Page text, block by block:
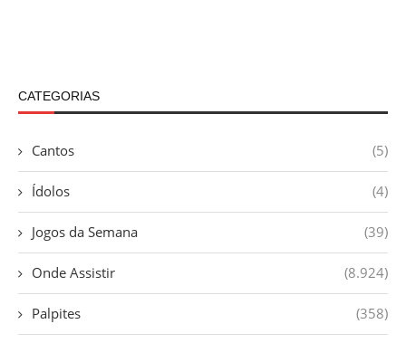
CATEGORIAS
Cantos (5)
Ídolos (4)
Jogos da Semana (39)
Onde Assistir (8.924)
Palpites (358)